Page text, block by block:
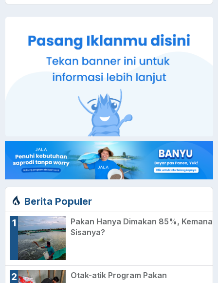
Berita Populer
1
Pakan Hanya Dimakan 85%, Kemana
Sisanya?
2 Otak-atik Program Pakan